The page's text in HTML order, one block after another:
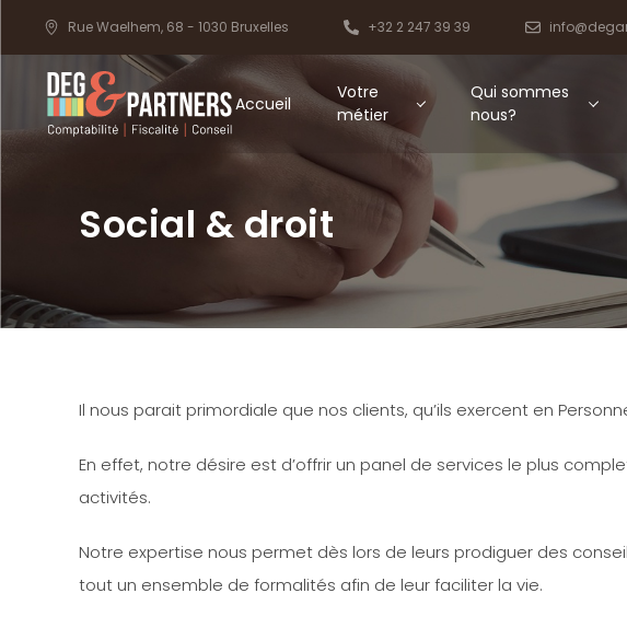
Rue Waelhem, 68 - 1030 Bruxelles +32 2 247 39 39
Accueil
Votre
métier
Qui sommes
nous?
Social & droit
Il nous parait primordiale que nos clients, qu’ils exercent en
En effet, notre désire est d’offrir un panel de services le plus
activités.
Notre expertise nous permet dès lors de leurs prodiguer des
tout un ensemble de formalités afin de leur faciliter la vie.